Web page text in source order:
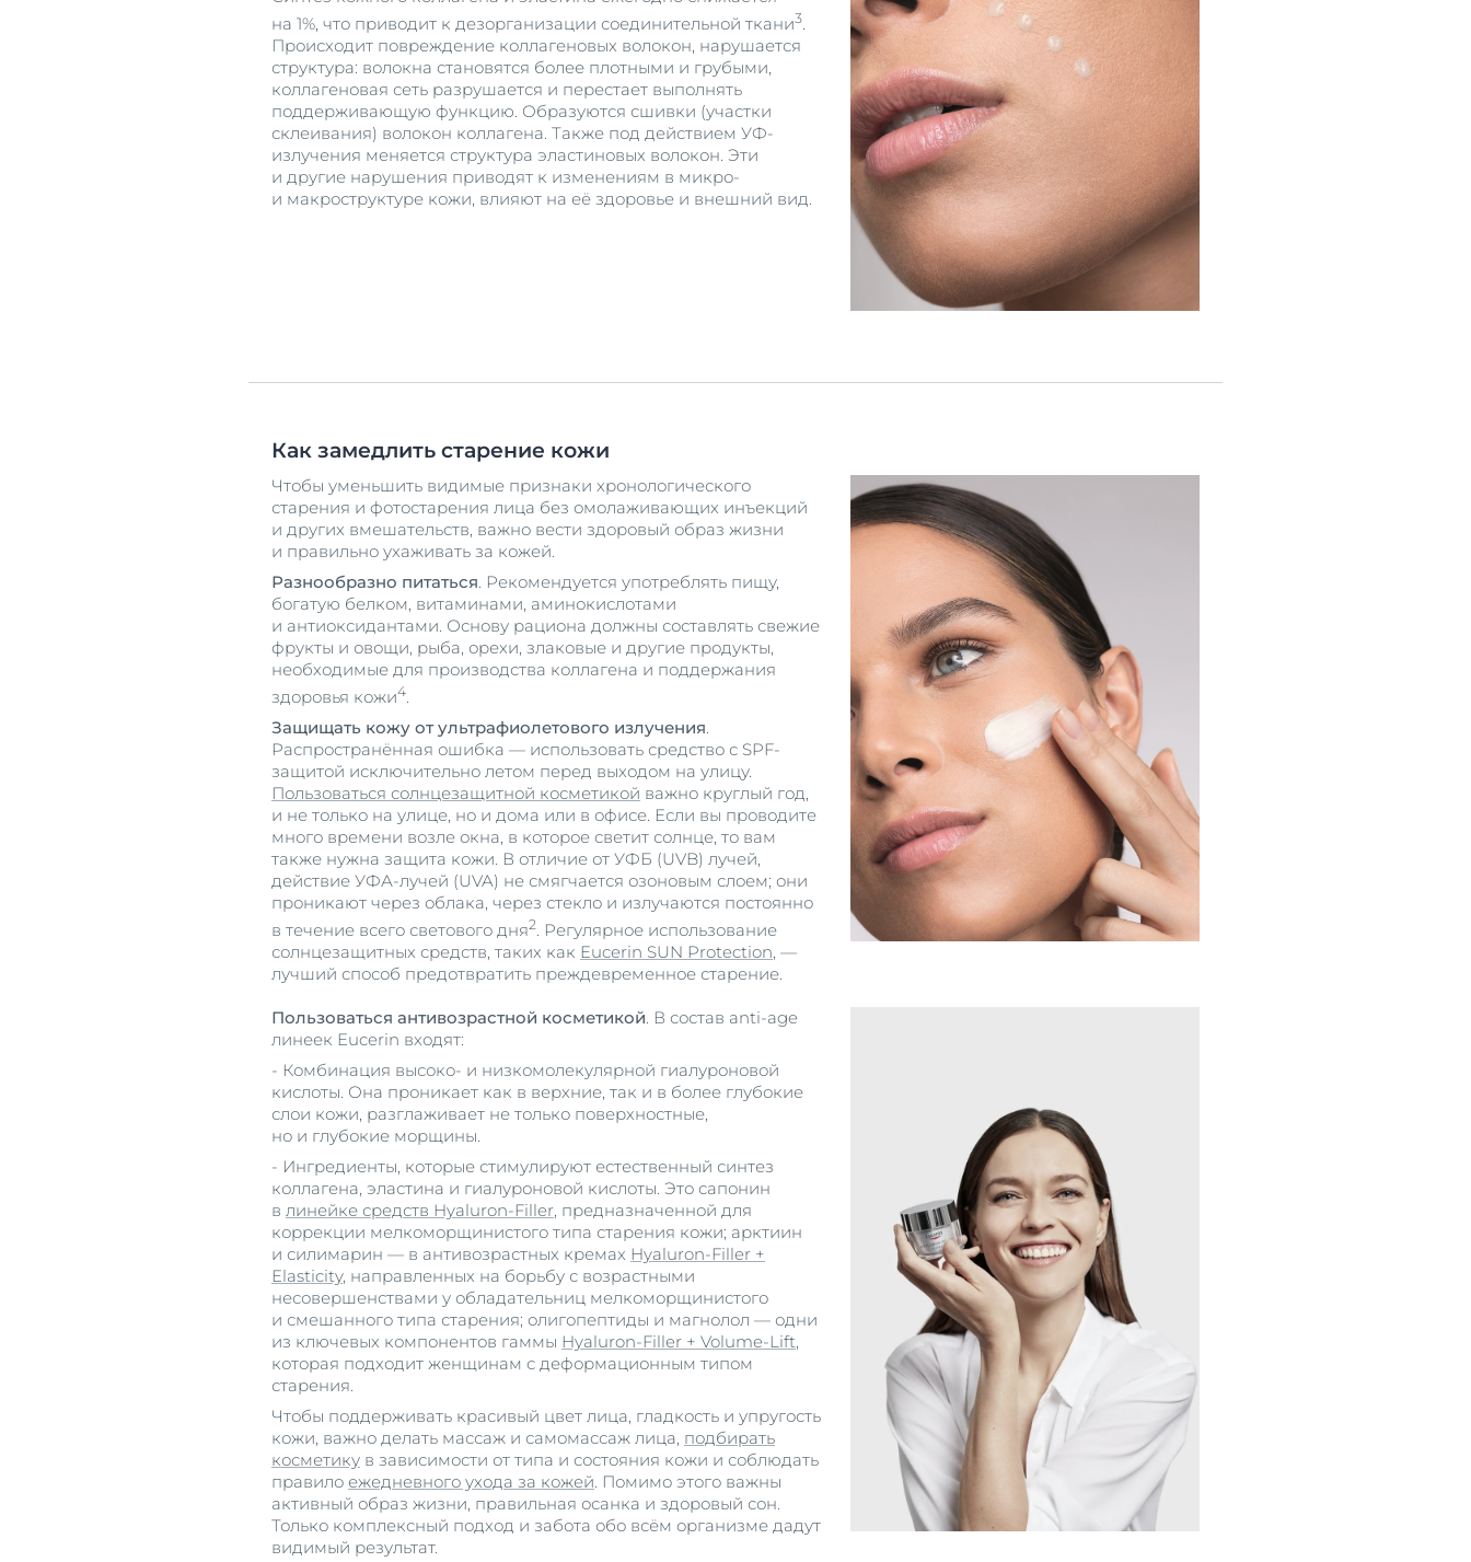
на 1%, что приводит к дезорганизации соединительной ткани3
Происходит повреждение коллагеновых волокон, нарушается
структура: волокна становятся более плотными и грубыми,
коллагеновая сеть разрушается и перестает выполнять
поддерживающую функцию. Образуются сшивки (участки
склеивания) волокон коллагена. Также под действием УФ-
излучения меняется структура эластиновых волокон. Эти
и другие нарушения приводят к изменениям в микро-
и макроструктуре кожи, влияют на её здоровье и внешний вид.
Как замедлить старение кожи
Чтобы уменьшить видимые признаки хронологического
старения и фотостарения лица без омолаживающих инъекций
и других вмешательств, важно вести здоровый образ жизни
и правильно ухаживать за кожей.
Разнообразно питаться. Рекомендуется употреблять пищу,
богатую белком, витаминами, аминокислотами
и антиоксидантами. Основу рациона должны составлять свежие
фрукты и овощи, рыба, орехи, злаковые и другие продукты,
необходимые для производства коллагена и поддержания
здоровья кожи4.
Защищать кожу от ультрафиолетового излучения.
Распространённая ошибка — использовать средство с SPF-
защитой исключительно летом перед выходом на улицу.
Пользоваться солнцезащитной косметикой важно круглый год,
и не только на улице, но и дома или в офисе. Если вы проводите
много времени возле окна, в которое светит солнце, то вам
также нужна защита кожи. В отличие от УФБ (UVB) лучей,
действие УФА-лучей (UVA) не смягчается озоновым слоем; они
проникают через облака, через стекло и излучаются постоянно
в течение всего светового дня2. Регулярное использование
солнцезащитных средств, таких как Eucerin SUN Protection, —
лучший способ предотвратить преждевременное старение.
Пользоваться антивозрастной косметикой. В состав anti-age
линеек Eucerin входят:
- Комбинация высоко- и низкомолекулярной гиалуроновой
кислоты. Она проникает как в верхние, так и в более глубокие
слои кожи, разглаживает не только поверхностные,
но и глубокие морщины.
- Ингредиенты, которые стимулируют естественный синтез
коллагена, эластина и гиалуроновой кислоты. Это сапонин
в линейке средств Hyaluron-Filler, предназначенной для
коррекции мелкоморщинистого типа старения кожи; арктиин
и силимарин — в антивозрастных кремах Hyaluron-Filler +
Elasticity, направленных на борьбу с возрастными
несовершенствами у обладательниц мелкоморщинистого
и смешанного типа старения; олигопептиды и магнолол — одни
из ключевых компонентов гаммы Hyaluron-Filler + Volume-Lift,
которая подходит женщинам с деформационным типом
старения.
Чтобы поддерживать красивый цвет лица, гладкость и упругость
кожи, важно делать массаж и самомассаж лица, подбирать
косметику в зависимости от типа и состояния кожи и соблюдать
правило ежедневного ухода за кожей. Помимо этого важны
активный образ жизни, правильная осанка и здоровый сон.
Только комплексный подход и забота обо всём организме дадут
видимый результат.